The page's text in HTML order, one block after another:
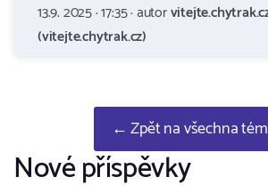
13.9. 2025 · 17:35 · autor
(vitejte.chytrak.cz)
← Zpět na všechna
Nové příspěvky